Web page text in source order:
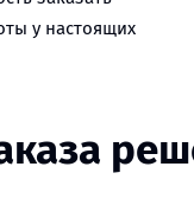
у настоящих